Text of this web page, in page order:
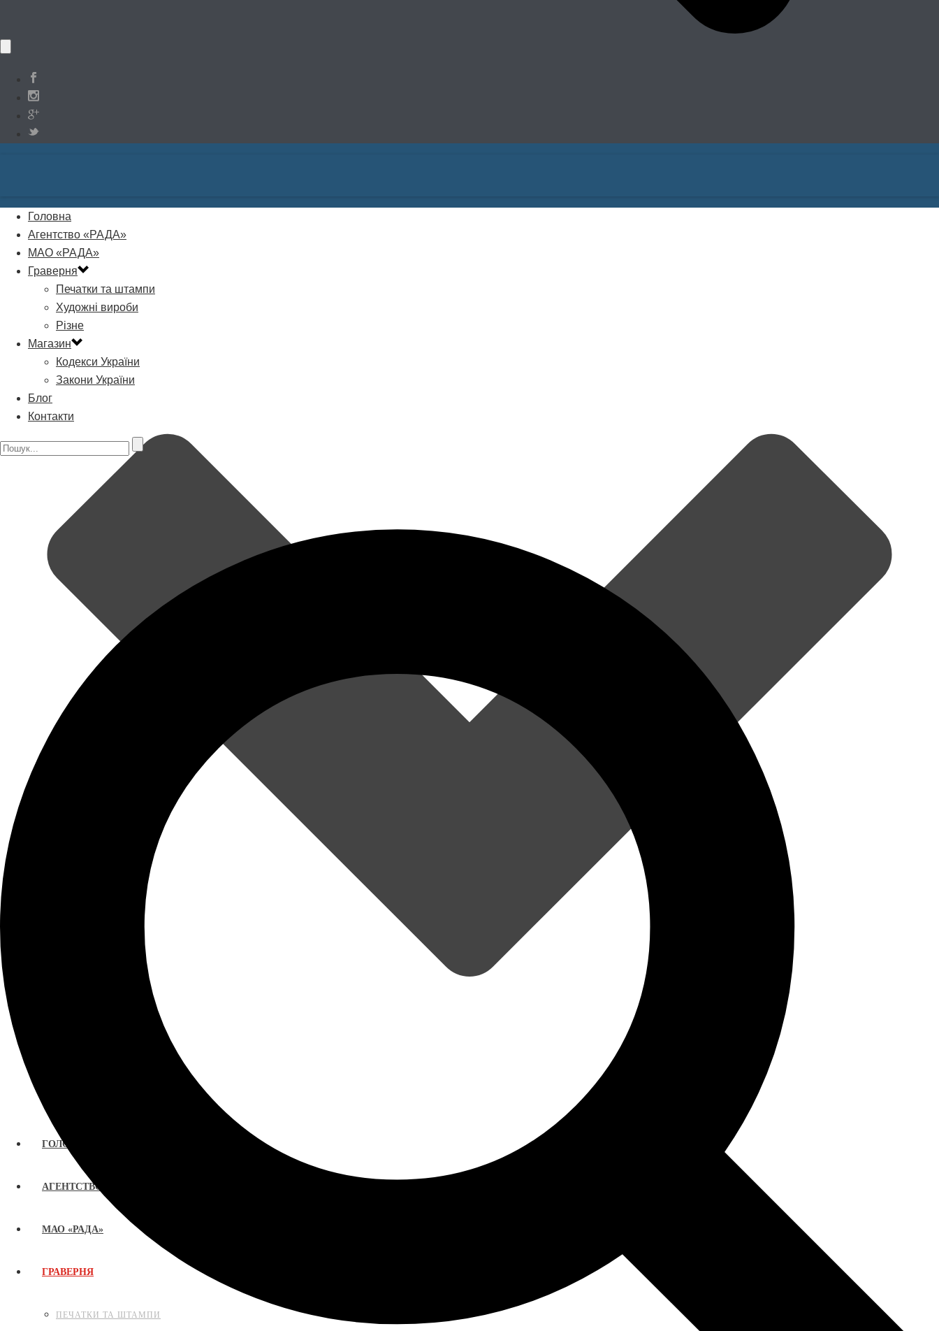
ГОЛОВНА
АГЕНТСТВО «РАДА»
МАО «РАДА»
ГРАВЕРНЯ
ПЕЧАТКИ ТА ШТАМПИ
Головна
Агентство «РАДА»
МАО «РАДА»
Граверня
Печатки та штампи
Художні вироби
Різне
Магазин
Кодекси України
Закони України
Блог
Контакти